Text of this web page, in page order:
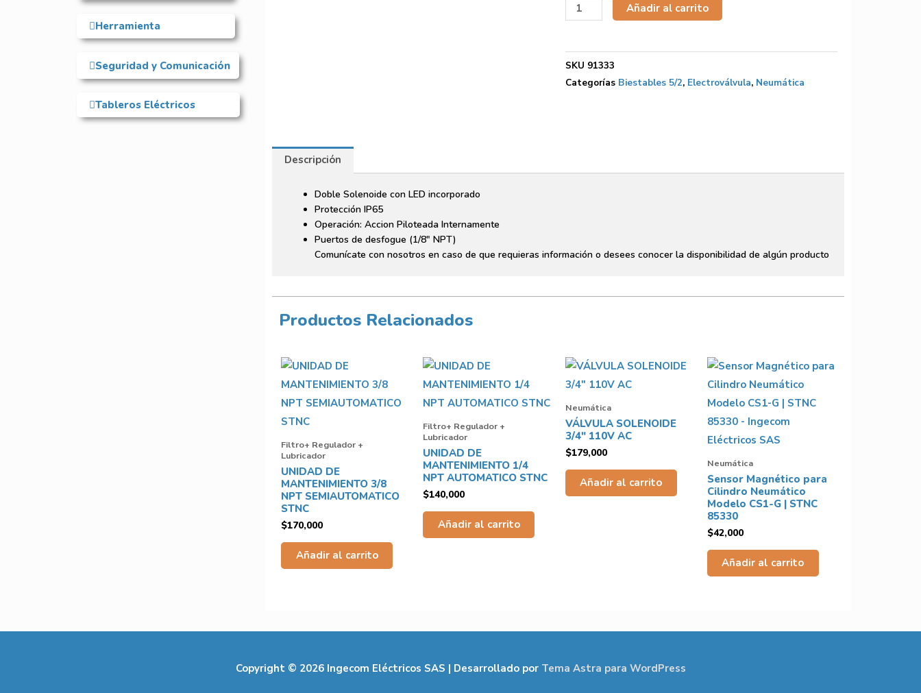
Herramienta
Seguridad y Comunicación
Tableros Eléctricos
Añadir al carrito
SKU 91333
Categorías Biestables 5/2, Electroválvula, Neumática
Descripción
Doble Solenoide con LED incorporado
Protección IP65
Operación: Accion Piloteada Internamente
Puertos de desfogue (1/8″ NPT)
Comunícate con nosotros en caso de que requieras información o desees conocer la disponibilidad de algún producto
Productos Relacionados
Filtro+ Regulador +
Lubricador
UNIDAD DE
MANTENIMIENTO 3/8
NPT SEMIAUTOMATICO
STNC
$170,000
Añadir al carrito
Filtro+ Regulador +
Lubricador
UNIDAD DE
MANTENIMIENTO 1/4
NPT AUTOMATICO STNC
$140,000
Añadir al carrito
Neumática
VÁLVULA SOLENOIDE
3/4″ 110V AC
$179,000
Añadir al carrito
Neumática
Sensor Magnético para
Cilindro Neumático
Modelo CS1-G | STNC
85330
$42,000
Añadir al carrito
Copyright © 2026 Ingecom Eléctricos SAS | Desarrollado por Tema Astra para WordPress